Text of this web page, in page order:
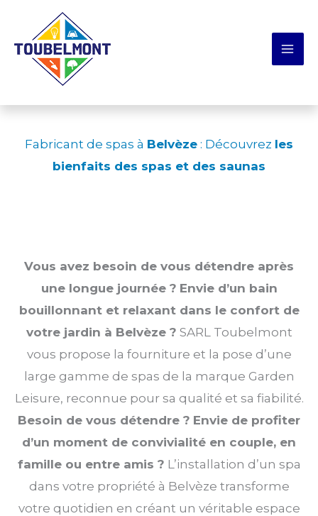
contenu
Fabricant de spas à Belvèze : Découvrez les
bienfaits des spas et des saunas
Vous avez besoin de vous détendre après
une longue journée ? Envie d’un bain
bouillonnant et relaxant dans le confort de
votre jardin à Belvèze ? SARL Toubelmont
vous propose la fourniture et la pose d’une
large gamme de spas de la marque Garden
Leisure, reconnue pour sa qualité et sa fiabilité.
Besoin de vous détendre ? Envie de profiter
d’un moment de convivialité en couple, en
famille ou entre amis ? L’installation d’un spa
dans votre propriété à Belvèze transforme
votre quotidien en créant un véritable espace
Panneau de gestion des cookies